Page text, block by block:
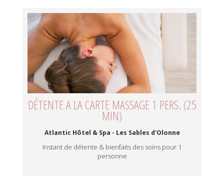
DÉTENTE A LA CARTE MASSAGE 1 PERS. (25
MIN)
Atlantic Hôtel & Spa - Les Sables d'Olonne
Instant de détente & bienfaits des soins pour 1
personne